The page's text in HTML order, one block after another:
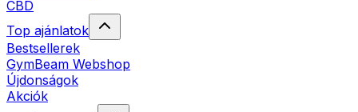
CBD
Top ajánlatok
Bestsellerek
GymBeam Webshop
Újdonságok
Akciók